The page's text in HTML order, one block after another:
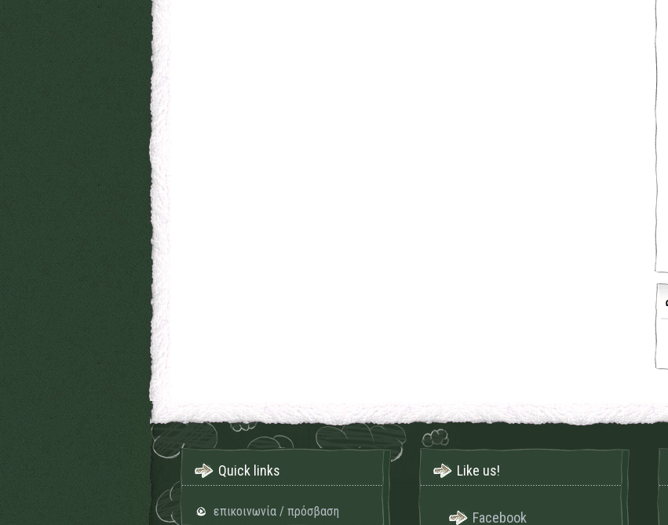
Quick links
επικοινωνία / πρόσβαση
Like us!
Facebook